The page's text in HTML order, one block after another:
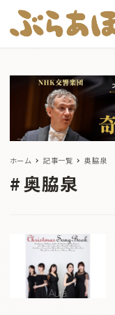
ホーム 記事一覧 奥脇泉
奥脇泉